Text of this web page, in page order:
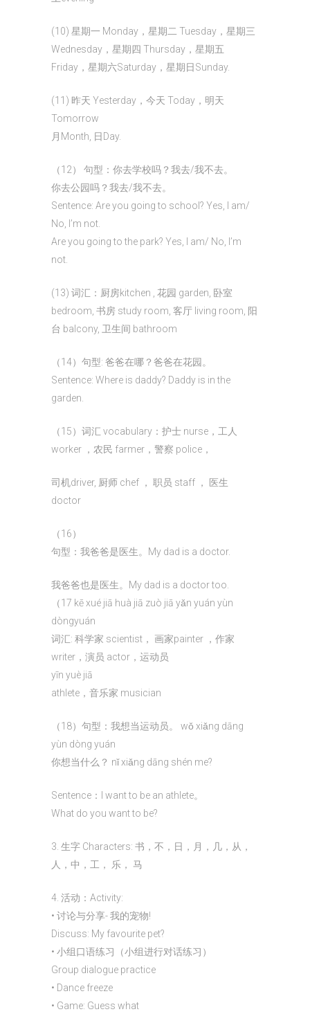
(10) 星期一 Monday，星期二 Tuesday，星期三
Wednesday，星期四 Thursday，星期五
Friday，星期六Saturday，星期日Sunday.
(11) 昨天 Yesterday，今天 Today，明天
Tomorrow
月Month, 日Day.
（12） 句型：你去学校吗？我去/我不去。
你去公园吗？我去/我不去。
Sentence: Are you going to school? Yes, I am/
No, I’m not.
Are you going to the park? Yes, I am/ No, I’m
not.
(13) 词汇：厨房kitchen , 花园 garden, 卧室
bedroom, 书房 study room, 客厅 living room, 阳
台 balcony, 卫生间 bathroom
（14）句型: 爸爸在哪？爸爸在花园。
Sentence: Where is daddy? Daddy is in the
garden.
（15）词汇 vocabulary：护士 nurse，工人
worker ，农民 farmer，警察 police，
司机driver, 厨师 chef ， 职员 staff ， 医生
doctor
（16）
句型：我爸爸是医生。My dad is a doctor.
我爸爸也是医生。My dad is a doctor too.
（17 kē xué jiā huà jiā zuò jiā yǎn yuán yùn
dòngyuán
词汇: 科学家 scientist， 画家painter ，作家
writer，演员 actor，运动员
yīn yuè jiā
athlete，音乐家 musician
（18）句型：我想当运动员。 wǒ xiǎng dāng
yùn dòng yuán
你想当什么？ nǐ xiǎng dāng shén me?
Sentence：I want to be an athlete。
What do you want to be?
3. 生字 Characters: 书，不，日，月，几，从，
人，中，工， 乐， 马
4. 活动：Activity:
• 讨论与分享- 我的宠物!
Discuss: My favourite pet?
• 小组口语练习（小组进行对话练习）
Group dialogue practice
• Dance freeze
• Game: Guess what